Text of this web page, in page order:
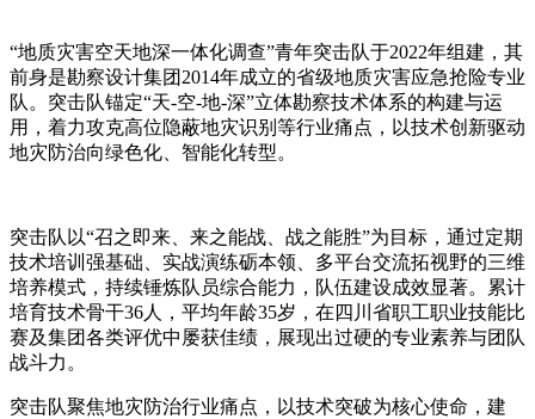
“地质灾害空天地深一体化调查”青年突击队于2022年组建，其
前身是勘察设计集团2014年成立的省级地质灾害应急抢险专业
队。 突击队锚定“天-空-地-深”立体勘察技术体系的构建与运
用，着力攻克高位隐蔽地灾识别等行业痛点，以技术创新驱动
地灾防治向绿色化、智能化转型。
突击队以“召之即来、来之能战、战之能胜”为目标，通过定期
技术培训强基础、实战演练砺本领、多平台交流拓视野的三维
培养模式，持续锤炼队员综合能力，队伍建设成效显著。累计
培育技术骨干36人，平均年龄35岁，在四川省职工职业技能比
赛及集团各类评优中屡获佳绩，展现出过硬的专业素养与团队
战斗力。
突击队聚焦地灾防治行业痛点，以技术突破为核心使命，建